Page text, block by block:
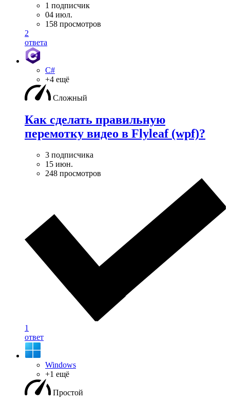
1 подписчик
04 июл.
158 просмотров
2
ответа
C#
+4 ещё
Сложный
Как сделать правильную
перемотку видео в Flyleaf (wpf)?
3 подписчика
15 июн.
248 просмотров
1
ответ
Windows
+1 ещё
Простой